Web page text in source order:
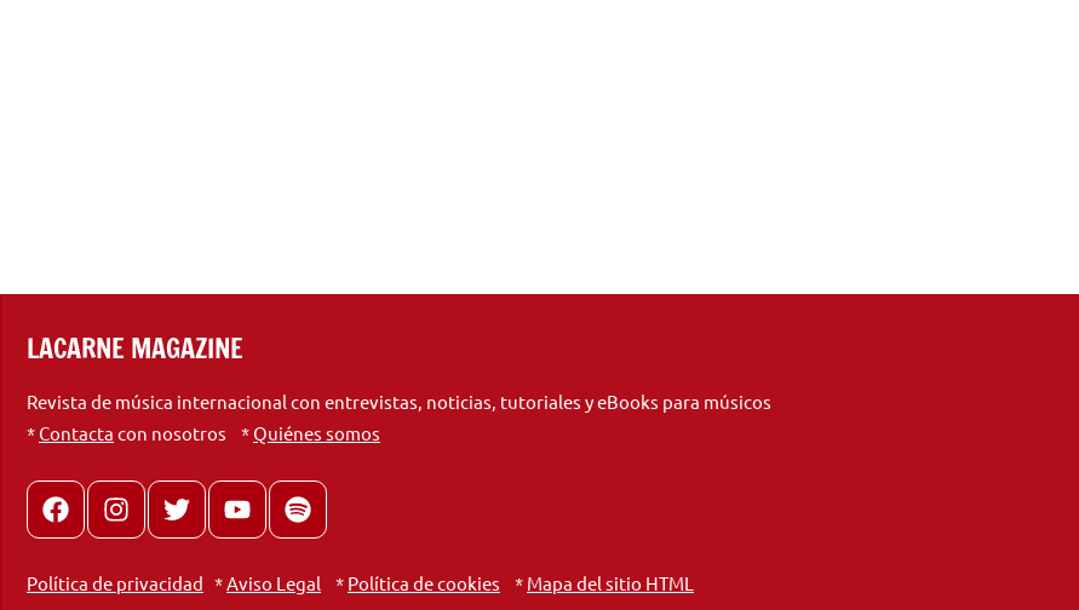
LACARNE MAGAZINE
Revista de música internacional con entrevistas, noticias, tutoriales y eBooks para músicos
*Contacta con nosotros *Quiénes somos
FacebookInstagram
X youtubespotify
Política de privacidad *Aviso Legal * Política de cookies * Mapa del sitio HTML